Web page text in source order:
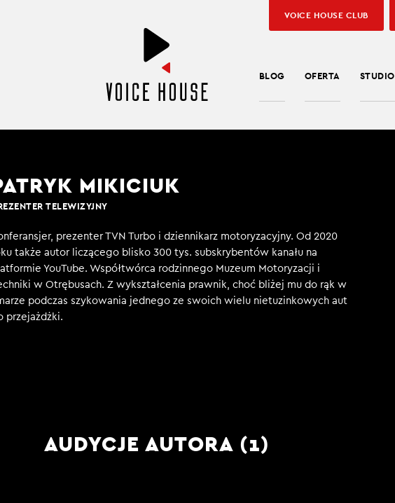
BLOG OFERTA STUDIO
VOICE HOUSE CLUB
MIKICIUK
TELEWIZYJNY
prezenter TVN Turbo i dziennikarz motoryzacyjny. Od 2020
także autor liczącego blisko 300 tys. subskrybentów kanału na
YouTube. Współtwórca rodzinnego Muzeum Motoryzacji i
w Otrębusach. Z wykształcenia prawnik, choć bliżej mu do rąk w
podczas szykowania jednego ze swoich wielu nietuzinkowych aut
przejażdżki.
AUDYCJE AUTORA (1)